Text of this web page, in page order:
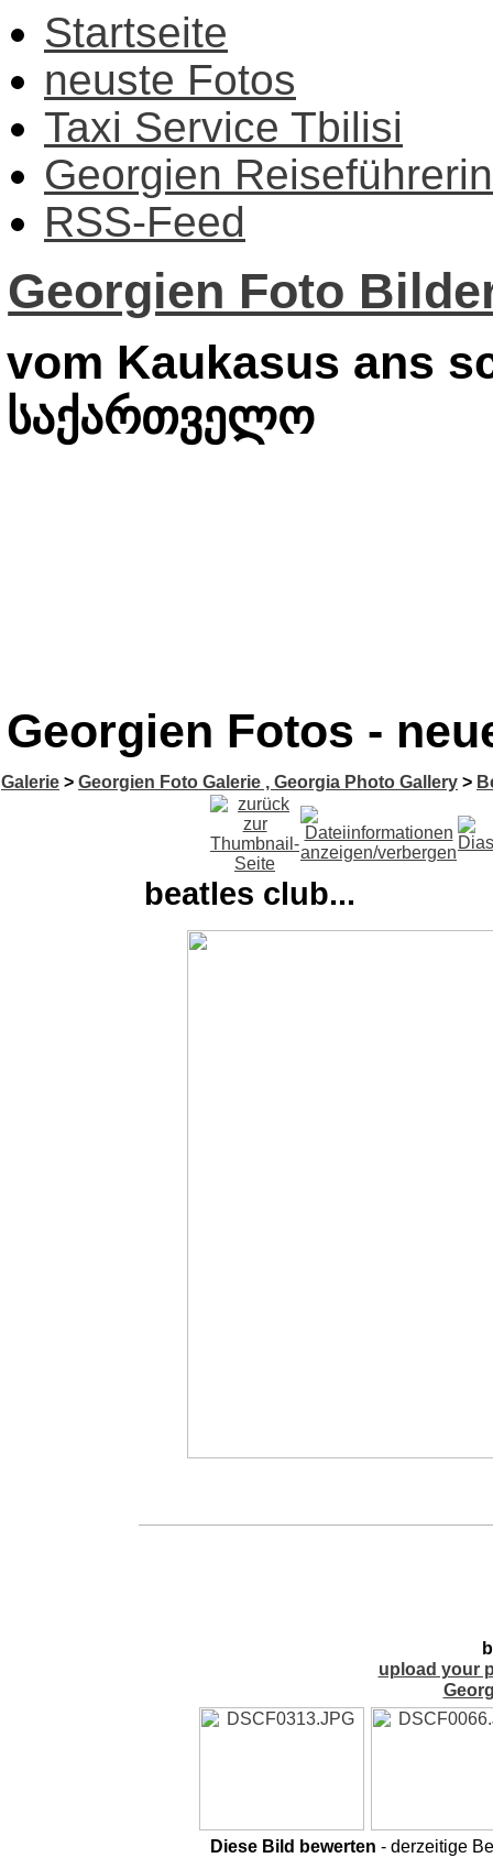
Startseite
neuste Fotos
Taxi Service Tbilisi
Georgien Reiseführerin
RSS-Feed
Georgien Foto
vom Kaukasus ans
საქართველო
Georgien Fotos -
Galerie > Georgien Foto Galerie , Georgia Photo Gallery >
beatles club...
upload your
Diese Bild bewerten - derzeitige